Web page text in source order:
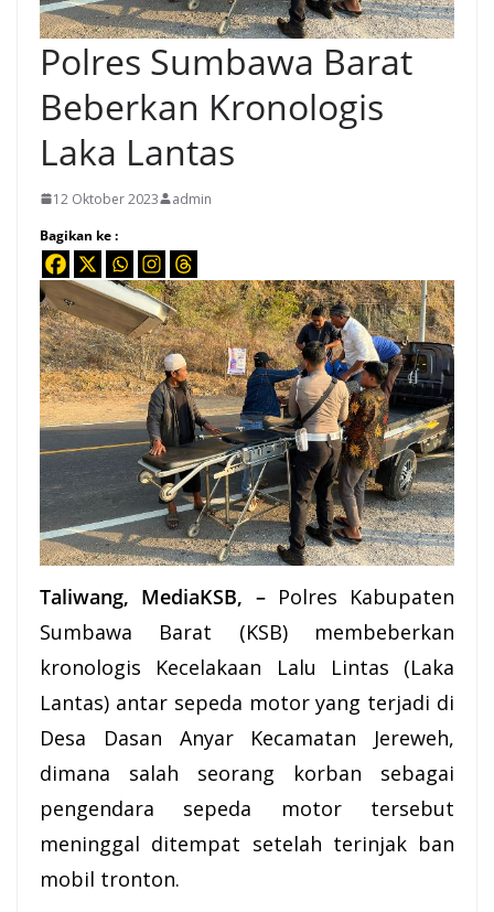
Polres Sumbawa Barat
Beberkan Kronologis
Laka Lantas
12 Oktober 2023
admin
Bagikan ke :
Taliwang, MediaKSB, –Polres Kabupaten
Sumbawa Barat (KSB) membeberkan
kronologis Kecelakaan Lalu Lintas (Laka
Lantas) antar sepeda motor yang terjadi di
Desa Dasan Anyar Kecamatan Jereweh,
dimana salah seorang korban sebagai
pengendara sepeda motor tersebut
meninggal ditempat setelah terinjak ban
mobil tronton.